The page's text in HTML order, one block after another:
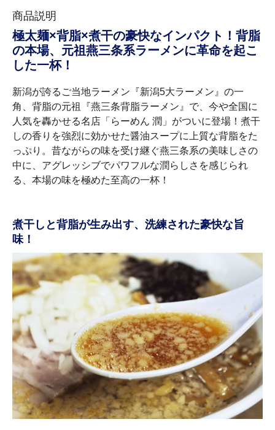
商品説明
極太麺×背脂×煮干の豪快なインパクト！背脂
の本場、元祖燕三条系ラーメンに革命を起こ
した一杯！
新潟が誇るご当地ラーメン『新潟5大ラーメン』の一
角、背脂の元祖『燕三条背脂ラーメン』で、今や全国に
人気を轟かせる名店「らーめん 潤」がついに登場！煮干
しの香りを強烈に効かせた醤油スープに上質な背脂をた
っぷり。昔ながらの味を受け継ぐ燕三条系の美味しさの
中に、アグレッシブでパワフルな潤らしさを感じられ
る、本場の味を極めた至高の一杯！
煮干しと背脂が生み出す、洗練された豪快な旨
味！